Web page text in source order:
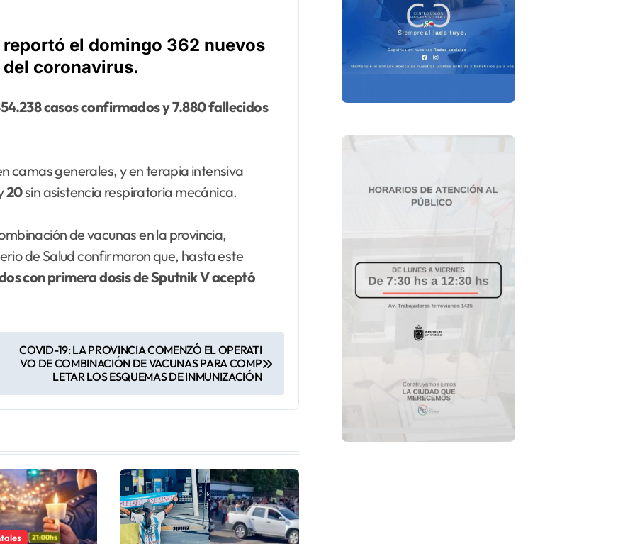
el domingo 362 nuevos
coronavirus.
casos confirmados y 7.880 fallecidos
camas generales, y en terapia intensiva
20sin asistencia respiratoria mecánica.
de vacunas en la provincia,
de Salud confirmaron que, hasta este
con primera dosis de Sputnik V aceptó
COVID-19: LA PROVINCIA COMENZÓ EL OPERATI
VO DE COMBINACIÓN DE VACUNAS PARA COMP
LETAR LOS ESQUEMAS DE INMUNIZACIÓN